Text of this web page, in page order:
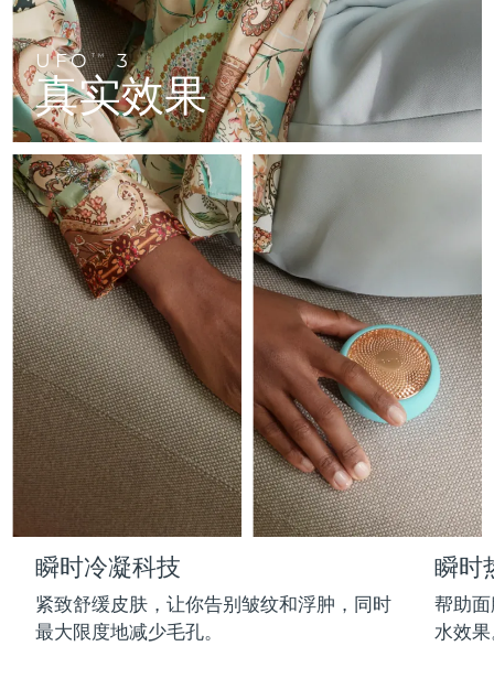
UFOTM 3
真实效果
瞬时冷凝科技
紧致舒缓皮肤，让你告别皱纹和浮肿，同时
最大限度地减少毛孔。
瞬时
帮助
水效
LUNA™ 护肤
Premium cleansers & balm
LUNA™ 设备
All facial cleansing devices
面膜
Rejuvenation & hydration
UFO™ 设备
All deep facial hydration devices
issa™ Teeth Whitening Set
Dual LED + sonic device & 18% PAP gel
ISSA™ 设备
All silicone sonic toothbrushes
FAQ™ 103
Luxurious clinical anti-aging set
FAQ™ P1 Primer
Manuka honey primer
FAQ™护肤品
All FAQ™ skincare
FAQ™产品
All anti-aging treatments
FAQ™ 211
Anti-aging neck & décolleté LED mask
FAQ™ 221
Anti-aging LED hand mask
FAQ™护肤品
All FAQ™ skincare
FAQ™产品
All LED treatments
FAQ™ Scalp Serum
Scalp recovery probiotic serum
FAQ™护肤品
All FAQ™ skincare
FAQ™产品
All hair treatments
FAQ™ 502
Full-Spectrum Red Light Therapy
FAQ™ Red Light Serum
FAQ™ skincare
All FAQ™ skincare
FAQ™ products
All toning treatments
保健品
专业治疗
脱毛
PEACH™ 2 Pro Max
Professional IPL hair removal device
PEACH™ 2
IPL hair removal
PEACH™ 2 go
Travel-friendly IPL hair removal
PEACH™ Cooling Prep Gel
Cooling IPL hair removal gel
身体护理
BEAR™ 2 body
Microcurrent body toning
LUNA™ 4 body
Massaging body brush
SUPERCHARGED™ serum
Firming body serum
痘肌护理
ESPADA™ 2 plus
Recurring acne LED therapy
ESPADA™ 2
Acne treatment device
ESPADA™ Blemish Solution
眼部护理
BEAR™ 2 eyes & lips
Microcurrent line smoothing device
IRIS™ 2
Rejuvenating eye massager
眼部护肤
毛孔护理
KIWI™ derma
Diamond microdermabrasion .
KIWI™
护发
LUNA™ 4 hair
2-in-1 LED scalp massager
FLIP™ play advanced
牙齿美白
捷克 预计送达日期8/10/26
丹麦 预计送达日期
爱沙尼亚 预计送达日期8/10/26
芬兰
法国 预计送达日期
法属波利尼西亚
德国 预计送达日期8/10/26
直布罗陀 预计送达日期8/14/26
希腊 预计送达日期8/10/26
中国香港特别行政区 预计送达日期8/11/26
预计送达日期8/10/26
冰岛 8/11/26
印度尼西亚 8/8/26